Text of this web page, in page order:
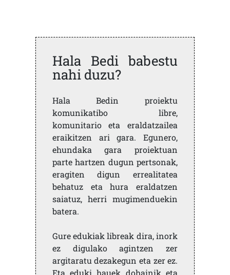
Hala Bedi babestu
nahi duzu?
Hala Bedin proiektu
komunikatibo libre,
komunitario eta eraldatzailea
eraikitzen ari gara. Egunero,
ehundaka gara proiektuan
parte hartzen dugun pertsonak,
eragiten digun errealitatea
behatuz eta hura eraldatzen
saiatuz, herri mugimenduekin
batera.
Gure edukiak libreak dira, inork
ez digulako agintzen zer
argitaratu dezakegun eta zer ez.
Eta eduki hauek dohainik eta